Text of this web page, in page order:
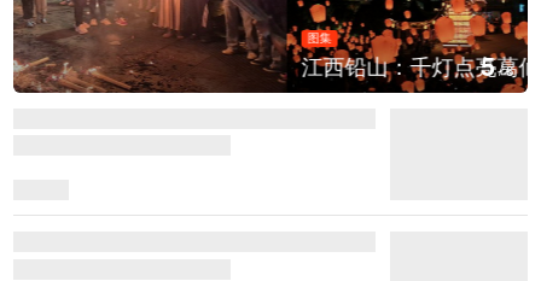
图集
江西铅山：千灯点亮葛仙村 5/6